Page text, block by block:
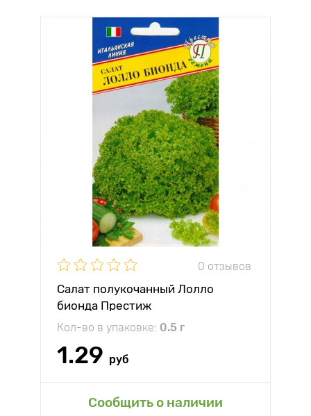
0 отзывов
Салат полукочанный Лолло
бионда Престиж
Кол-во в упаковке: 0.5 г
1.29 руб
Сообщить о наличии